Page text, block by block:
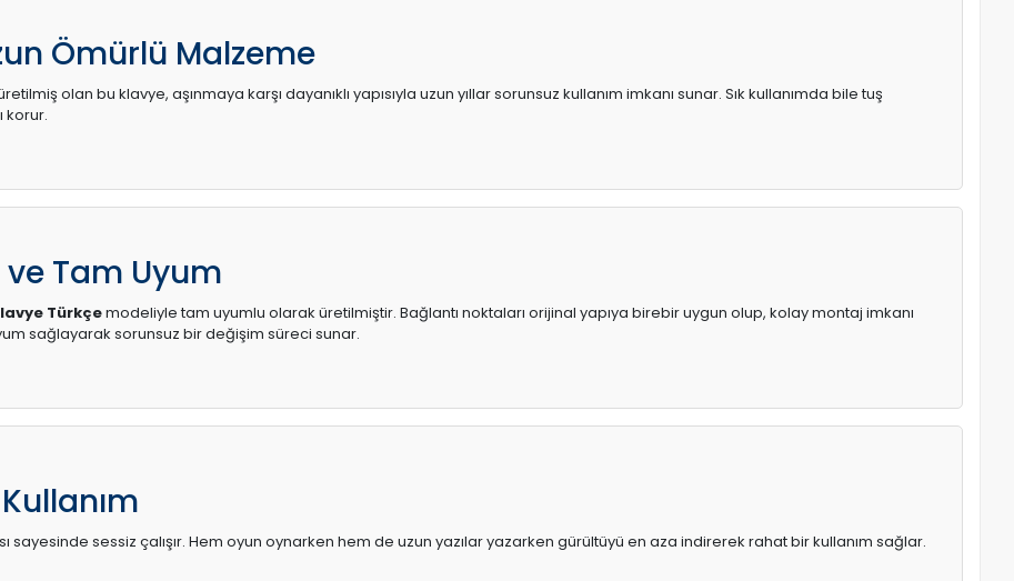
Ömürlü Malzeme
olan bu klavye, aşınmaya karşı dayanıklı yapısıyla uzun yıllar sorunsuz kullanım imkanı sunar. Sık kullanımda bile tuş
korur.
Tam Uyum
Türkçemodeliyle tam uyumlu olarak üretilmiştir. Bağlantı noktaları orijinal yapıya birebir uygun olup, kolay montaj imkanı
sağlayarak sorunsuz bir değişim süreci sunar.
sayesinde sessiz çalışır. Hem oyun oynarken hem de uzun yazılar yazarken gürültüyü en aza indirerek rahat bir kullanım sağlar.